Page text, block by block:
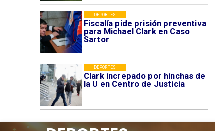
Fiscalía pide prisión preventiva
para Michael Clark en Caso
Sartor
DEPORTES
Clark increpado por hinchas de
la U en Centro de Justicia
DEPORTES